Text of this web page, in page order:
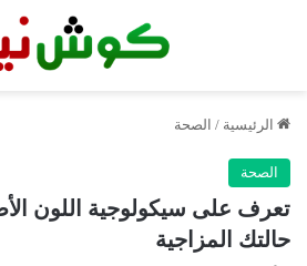
الرئيسية / الصحة
الصحة
تعرف على سيكولوجية اللون
حالتك المزاجية